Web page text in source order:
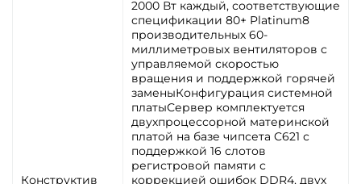
Конструктив
2000 Вт каждый, соответствующие
спецификации 80+ Platinum8
производительных 60-
миллиметровых вентиляторов с
управляемой скоростью
вращения и поддержкой горячей
заменыКонфигурация системной
платыСервер комплектуется
двухпроцессорной материнской
платой на базе чипсета C621 с
поддержкой 16 слотов
регистровой памяти с
коррекцией ошибок DDR4, двух